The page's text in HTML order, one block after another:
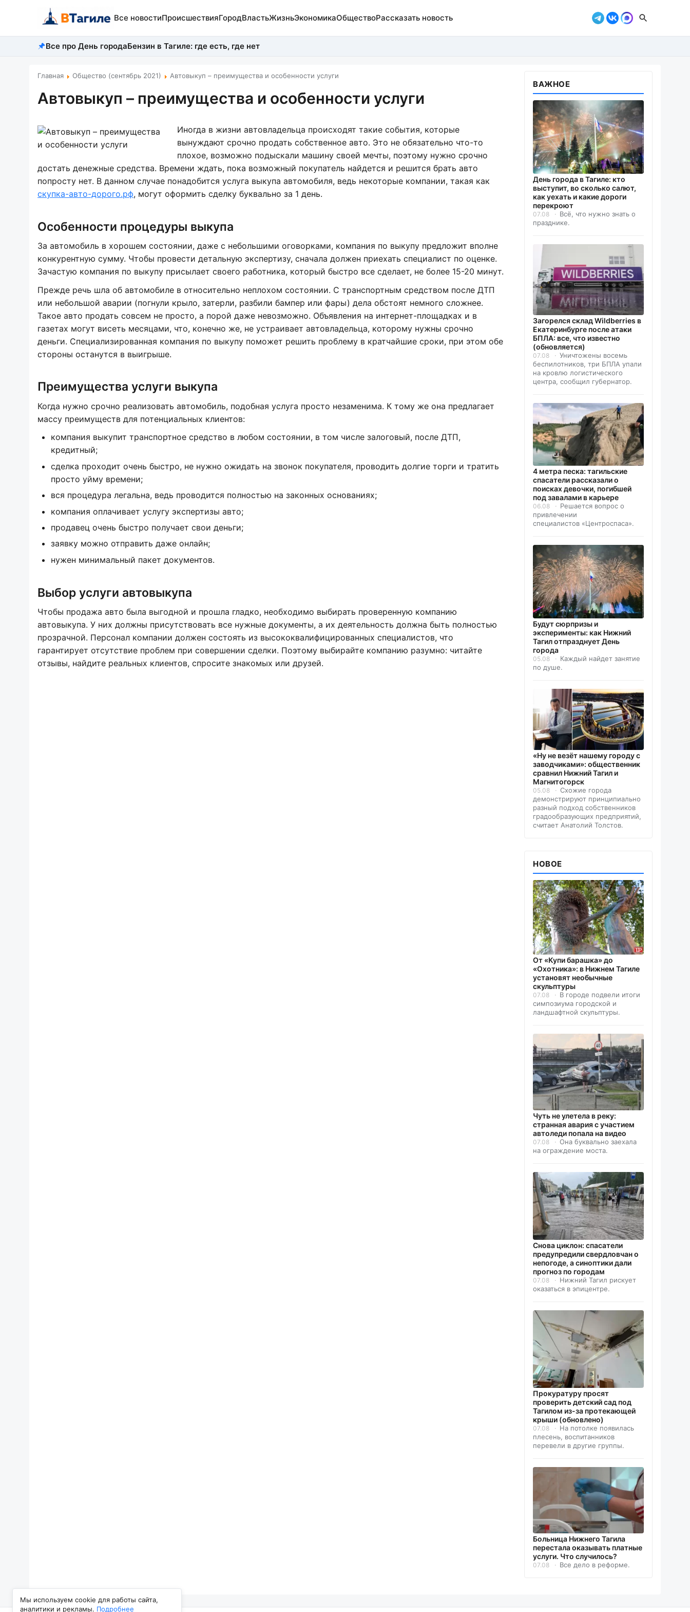
Мы используем cookie для работы сайта,
аналитики и рекламы. Подробнее
Все новостиПроисшествияГородВластьЖизньЭкономикаОбществоРассказать новость
Все про День городаБензин в Тагиле: где есть, где нет
Главная Общество (сентябрь 2021) Автовыкуп – преимущества и особенности услуги
Автовыкуп – преимущества и особенности услуги
Иногда в жизни автовладельца происходят такие события, которые
вынуждают срочно продать собственное авто. Это не обязательно что-то
плохое, возможно подыскали машину своей мечты, поэтому нужно срочно
достать денежные средства. Времени ждать, пока возможный покупатель найдется и решится брать авто
попросту нет. В данном случае понадобится услуга выкупа автомобиля, ведь некоторые компании, такая как
скупка-авто-дорого.рф, могут оформить сделку буквально за 1 день.
Особенности процедуры выкупа
За автомобиль в хорошем состоянии, даже с небольшими оговорками, компания по выкупу предложит вполне
конкурентную сумму. Чтобы провести детальную экспертизу, сначала должен приехать специалист по оценке.
Зачастую компания по выкупу присылает своего работника, который быстро все сделает, не более 15-20 минут.
Прежде речь шла об автомобиле в относительно неплохом состоянии. С транспортным средством после ДТП
или небольшой аварии (погнули крыло, затерли, разбили бампер или фары) дела обстоят немного сложнее.
Такое авто продать совсем не просто, а порой даже невозможно. Объявления на интернет-площадках и в
газетах могут висеть месяцами, что, конечно же, не устраивает автовладельца, которому нужны срочно
деньги. Специализированная компания по выкупу поможет решить проблему в кратчайшие сроки, при этом обе
стороны останутся в выигрыше.
Преимущества услуги выкупа
Когда нужно срочно реализовать автомобиль, подобная услуга просто незаменима. К тому же она предлагает
массу преимуществ для потенциальных клиентов:
компания выкупит транспортное средство в любом состоянии, в том числе залоговый, после ДТП,
кредитный;
сделка проходит очень быстро, не нужно ожидать на звонок покупателя, проводить долгие торги и тратить
просто уйму времени;
вся процедура легальна, ведь проводится полностью на законных основаниях;
компания оплачивает услугу экспертизы авто;
продавец очень быстро получает свои деньги;
заявку можно отправить даже онлайн;
нужен минимальный пакет документов.
Выбор услуги автовыкупа
Чтобы продажа авто была выгодной и прошла гладко, необходимо выбирать проверенную компанию
автовыкупа. У них должны присутствовать все нужные документы, а их деятельность должна быть полностью
прозрачной. Персонал компании должен состоять из высококвалифицированных специалистов, что
гарантирует отсутствие проблем при совершении сделки. Поэтому выбирайте компанию разумно: читайте
отзывы, найдите реальных клиентов, спросите знакомых или друзей.
ВАЖНОЕ
День города в Тагиле: кто
выступит, во сколько салют,
как уехать и какие дороги
перекроют
07.08
Всё, что нужно знать о
празднике.
Загорелся склад Wildberries в
Екатеринбурге после атаки
БПЛА: все, что известно
(обновляется)
07.08
Уничтожены восемь
беспилотников, три БПЛА упали
на кровлю логистического
центра, сообщил губернатор.
4 метра песка: тагильские
спасатели рассказали о
поисках девочки, погибшей
под завалами в карьере
06.08
Решается вопрос о
привлечении
специалистов «Центроспаса».
Будут сюрпризы и
эксперименты: как Нижний
Тагил отпразднует День
города
05.08
Каждый найдет занятие
по душе.
«Ну не везёт нашему городу с
заводчиками»: общественник
сравнил Нижний Тагил и
Магнитогорск
05.08
Схожие города
демонстрируют принципиально
разный подход собственников
градообразующих предприятий,
считает Анатолий Толстов.
НОВОЕ
От «Купи барашка» до
«Охотника»: в Нижнем Тагиле
установят необычные
скульптуры
07.08
В городе подвели итоги
симпозиума городской и
ландшафтной скульптуры.
Чуть не улетела в реку:
странная авария с участием
автоледи попала на видео
07.08
Она буквально заехала
на ограждение моста.
Снова циклон: спасатели
предупредили свердловчан о
непогоде, а синоптики дали
прогноз по городам
07.08
Нижний Тагил рискует
оказаться в эпицентре.
Прокуратуру просят
проверить детский сад под
Тагилом из-за протекающей
крыши (обновлено)
07.08
На потолке появилась
плесень, воспитанников
перевели в другие группы.
Больница Нижнего Тагила
перестала оказывать платные
услуги. Что случилось?
07.08 Все дело в реформе.